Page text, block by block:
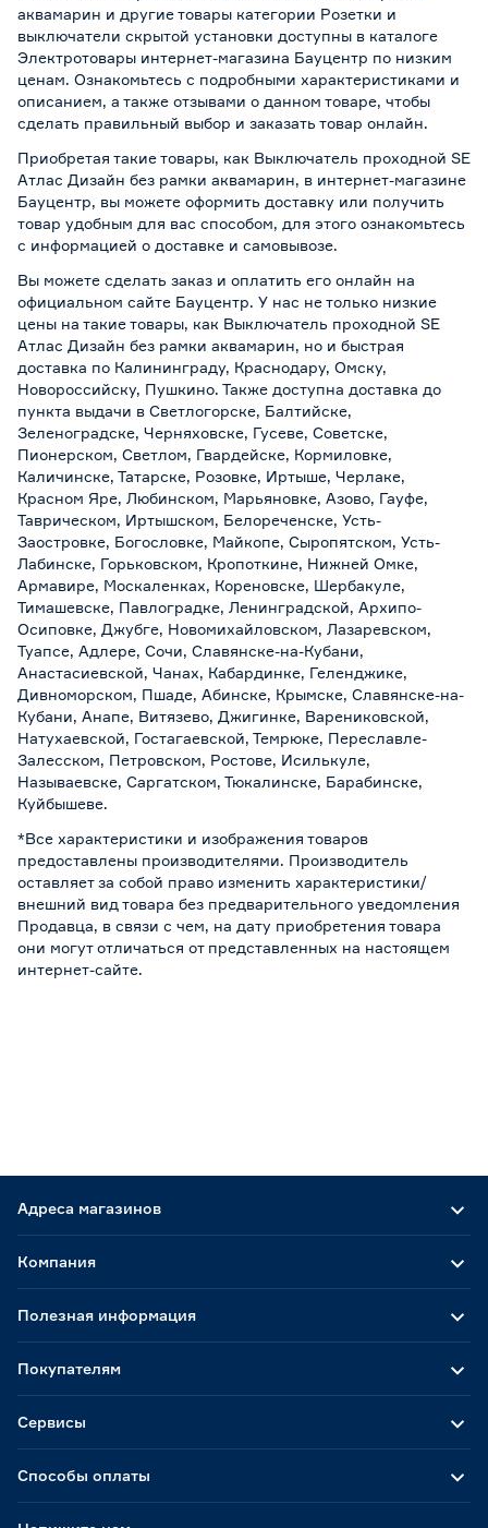
аквамарин и другие товары категории Розетки и
выключатели скрытой установки доступны в каталоге
Электротовары интернет-магазина Бауцентр по низким
ценам. Ознакомьтесь с подробными характеристиками и
описанием, а также отзывами о данном товаре, чтобы
сделать правильный выбор и заказать товар онлайн.
Приобретая такие товары, как Выключатель проходной SE
Атлас Дизайн без рамки аквамарин, в интернет-магазине
Бауцентр, вы можете оформить доставку или получить
товар удобным для вас способом, для этого ознакомьтесь
с информацией о доставке и самовывозе.
Вы можете сделать заказ и оплатить его онлайн на
официальном сайте Бауцентр. У нас не только низкие
цены на такие товары, как Выключатель проходной SE
Атлас Дизайн без рамки аквамарин, но и быстрая
доставка по Калининграду, Краснодару, Омску,
Новороссийску, Пушкино. Также доступна доставка до
пункта выдачи в Светлогорске, Балтийске,
Зеленоградске, Черняховске, Гусеве, Советске,
Пионерском, Светлом, Гвардейске, Кормиловке,
Каличинске, Татарске, Розовке, Иртыше, Черлаке,
Красном Яре, Любинском, Марьяновке, Азово, Гауфе,
Таврическом, Иртышском, Белореченске, Усть-
Заостровке, Богословке, Майкопе, Сыропятском, Усть-
Лабинске, Горьковском, Кропоткине, Нижней Омке,
Армавире, Москаленках, Кореновске, Шербакуле,
Тимашевске, Павлоградке, Ленинградской, Архипо-
Осиповке, Джубге, Новомихайловском, Лазаревском,
Туапсе, Адлере, Сочи, Славянске-на-Кубани,
Анастасиевской, Чанах, Кабардинке, Геленджике,
Дивноморском, Пшаде, Абинске, Крымске, Славянске-на-
Кубани, Анапе, Витязево, Джигинке, Варениковской,
Натухаевской, Гостагаевской, Темрюке, Переславле-
Залесском, Петровском, Ростове, Исилькуле,
Называевске, Саргатском, Тюкалинске, Барабинске,
Куйбышеве.
*Все характеристики и изображения товаров
предоставлены производителями. Производитель
оставляет за собой право изменить характеристики/
внешний вид товара без предварительного уведомления
Продавца, в связи с чем, на дату приобретения товара
они могут отличаться от представленных на настоящем
интернет-сайте.
Адреса магазинов
Способы оплаты
Компания
Полезная информация
Покупателям
Сервисы